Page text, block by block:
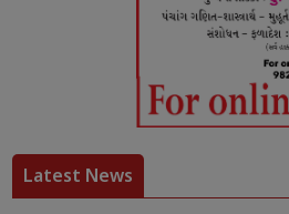
Latest News